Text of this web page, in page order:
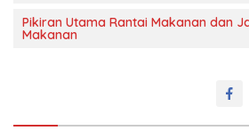
Pikiran Utama Rantai Makanan dan
Makanan